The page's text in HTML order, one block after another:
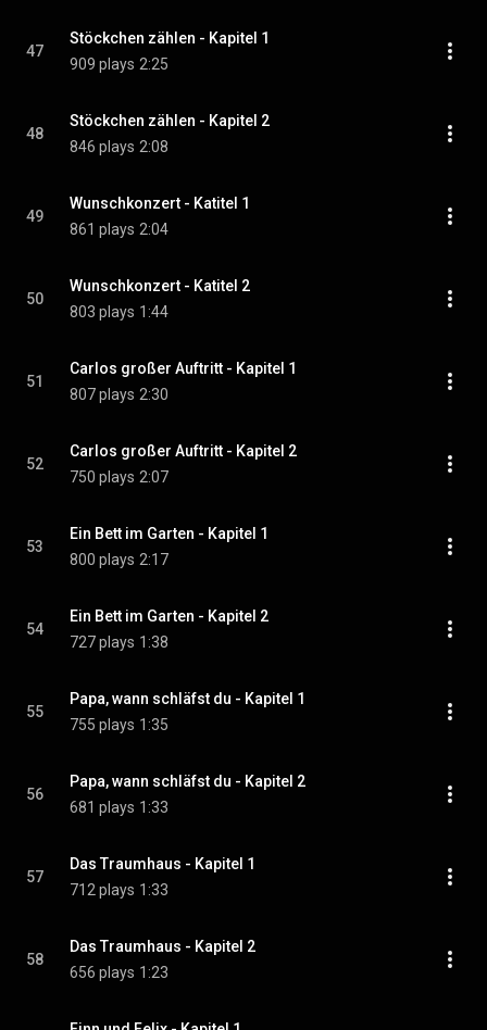
47
Stöckchen zählen - Kapitel 1
909 plays 2:25
48
Stöckchen zählen - Kapitel 2
846 plays 2:08
49
Wunschkonzert - Katitel 1
861 plays 2:04
50
Wunschkonzert - Katitel 2
803 plays 1:44
51
Carlos großer Auftritt - Kapitel 1
807 plays 2:30
52
Carlos großer Auftritt - Kapitel 2
750 plays 2:07
53
Ein Bett im Garten - Kapitel 1
800 plays 2:17
54
Ein Bett im Garten - Kapitel 2
727 plays 1:38
55
Papa, wann schläfst du - Kapitel 1
755 plays 1:35
56
Papa, wann schläfst du - Kapitel 2
681 plays 1:33
57
Das Traumhaus - Kapitel 1
712 plays 1:33
58
Das Traumhaus - Kapitel 2
656 plays 1:23